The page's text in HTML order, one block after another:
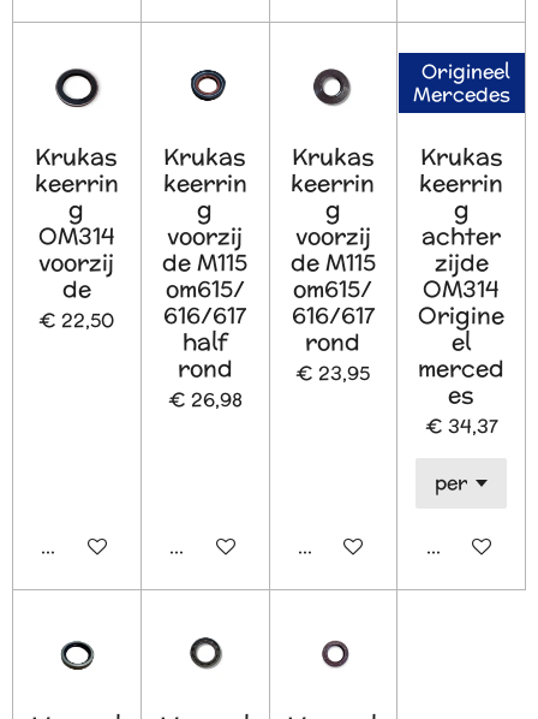
Krukas
keerrin
g
OM314
voorzij
de
€ 22,50
In winkelwagen
Krukas
keerrin
g
voorzij
de M115
om615/
616/617
half
rond
€ 26,98
In winkelwagen
Krukas
keerrin
g
voorzij
de M115
om615/
616/617
rond
€ 23,95
In winkelwagen
Origineel
Mercedes
Krukas
keerrin
g
achter
zijde
OM314
Origine
el
merced
es
€ 34,37
In